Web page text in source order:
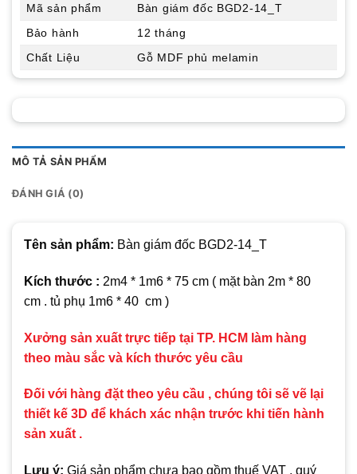
MÔ TẢ SẢN PHẨM
ĐÁNH GIÁ (0)
Tên sản phẩm: Bàn giám đốc BGD2-14_T
Kích thước : 2m4 * 1m6 * 75 cm ( mặt bàn 2m * 80
cm . tủ phụ 1m6 * 40 cm )
Xưởng sản xuất trực tiếp tại TP. HCM làm hàng
theo màu sắc và kích thước yêu cầu
Đối với hàng đặt theo yêu cầu , chúng tôi sẽ vẽ lại
thiết kế 3D để khách xác nhận trước khi tiến hành
sản xuất .
Lưu ý: Giá sản phẩm chưa bao gồm thuế VAT , quý
Mã sản phẩm
Bàn giám đốc BGD2-14_T
Bảo hành
12 tháng
Chất Liệu
Gỗ MDF phủ melamin